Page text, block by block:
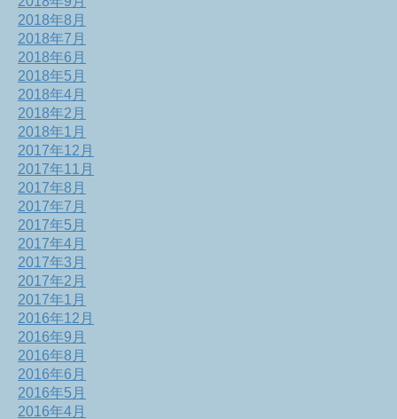
2018年8月
2018年7月
2018年6月
2018年5月
2018年4月
2018年2月
2018年1月
2017年12月
2017年11月
2017年8月
2017年7月
2017年5月
2017年4月
2017年3月
2017年2月
2017年1月
2016年12月
2016年9月
2016年8月
2016年6月
2016年5月
2016年4月